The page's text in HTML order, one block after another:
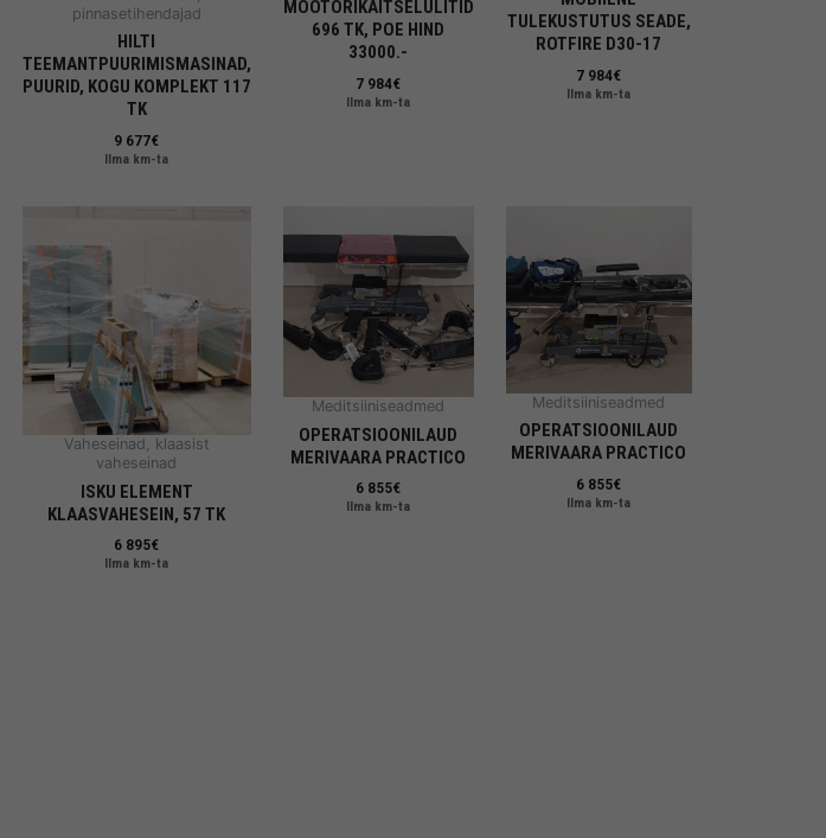
pinnasetihendajad
HILTI
TEEMANTPUURIMISMASINAD,
PUURID, KOGU KOMPLEKT 117
TK
9 677€
Ilma km-ta
MOOTORIKAITSELÜLITID
696 TK, POE HIND
33000.-
7 984€
Ilma km-ta
TULEKUSTUTUS SEADE,
ROTFIRE D30-17
7 984€
Ilma km-ta
Vaheseinad, klaasist
vaheseinad
ISKU ELEMENT
KLAASVAHESEIN, 57 TK
6 895€
Ilma km-ta
Meditsiiniseadmed
OPERATSIOONILAUD
MERIVAARA PRACTICO
6 855€
Ilma km-ta
Meditsiiniseadmed
OPERATSIOONILAUD
MERIVAARA PRACTICO
6 855€
Ilma km-ta